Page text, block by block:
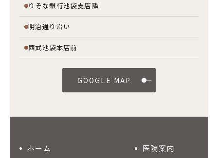
りそな銀行池袋支店隣
明治通り沿い
西武池袋本店前
GOOGLE MAP
ホーム 医院案内